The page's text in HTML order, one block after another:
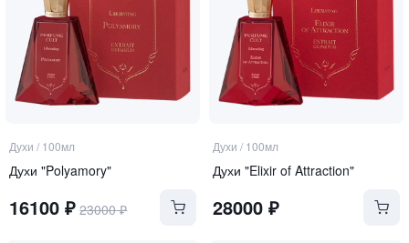
Духи / 100мл
Духи "Polyamory"
16100 ₽ 23000₽
Духи / 100мл
Духи "Elixir of Attraction"
28000₽